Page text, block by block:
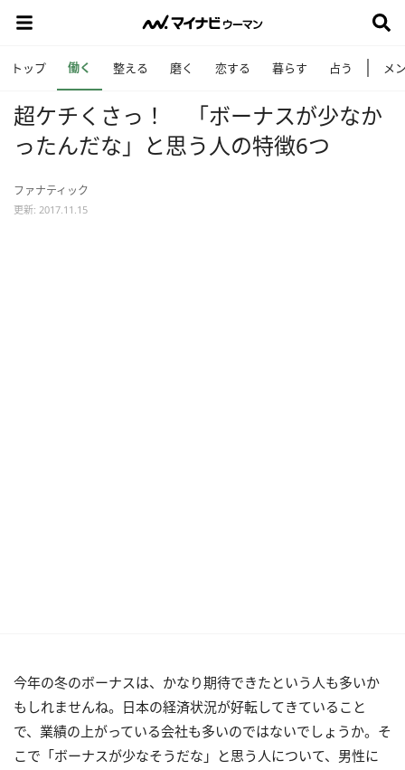
トップ 働く 整える 磨く 恋する 暮らす 占う メ
超ケチくさっ！ 「ボーナスが少なか
ったんだな」と思う人の特徴6つ
ファナティック
更新: 2017.11.15
今年の冬のボーナスは、かなり期待できたという人も多いか
もしれませんね。日本の経済状況が好転してきていること
で、業績の上がっている会社も多いのではないでしょうか。そ
こで「ボーナスが少なそうだな」と思う人について、男性に